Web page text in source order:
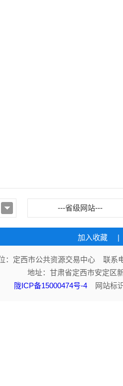
---省级网站---
加入收藏 |
：定西市公共资源交易中心 联系
地址：甘肃省定西市安定
陇ICP备15000474号-4 网站标